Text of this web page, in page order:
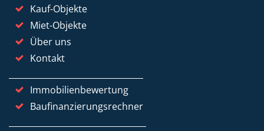
Kauf-Objekte
Miet-Objekte
Über uns
Kontakt
Immobilienbewertung
Baufinanzierungsrechner